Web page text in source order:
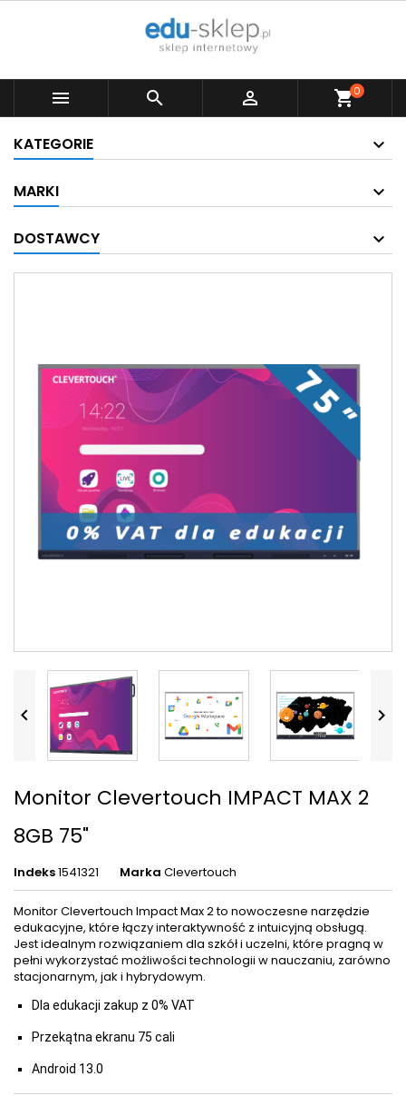
   shopping_cart0
KATEGORIE
MARKI
DOSTAWCY
 
Monitor Clevertouch IMPACT MAX 2
8GB 75"
Indeks1541321 Marka Clevertouch
Monitor Clevertouch Impact Max 2 to nowoczesne narzędzie
edukacyjne, które łączy interaktywność z intuicyjną obsługą.
Jest idealnym rozwiązaniem dla szkół i uczelni, które pragną w
pełni wykorzystać możliwości technologii w nauczaniu, zarówno
stacjonarnym, jak i hybrydowym.
Dla edukacji zakup z 0% VAT
Przekątna ekranu 75 cali
Android 13.0